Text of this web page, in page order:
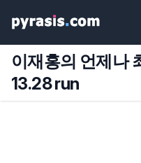
이재홍의 언제나
13.28 run